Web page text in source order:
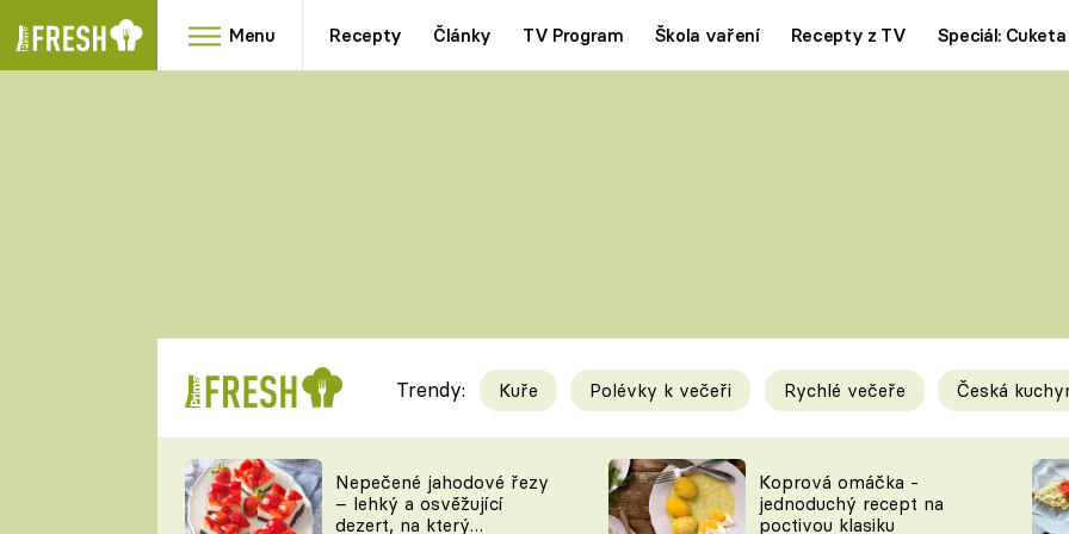
Menu Recepty Články TV Program Škola vaření Recepty z TV Speciál: Cuketa
RYCHLOVKY
Videorecepty
TEĎ VAŘÍ ŠÉF!
Tipy a triky
KAM ZA JÍDLEM
Trendy: Kuře Polévky k večeři Rychlé večeře Česká
Nepečené jahodové řezy
– lehký a osvěžující
dezert, na který
Koprová omáčka -
jednoduchý recept na
poctivou klasiku